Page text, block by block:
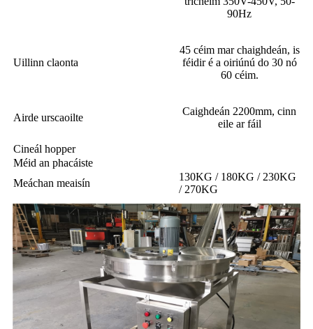
90Hz
Uillinn claonta
45 céim mar chaighdeán, is
féidir é a oiriúnú do 30 nó
60 céim.
Airde urscaoilte
Caighdeán 2200mm, cinn
eile ar fáil
Cineál hopper
Méid an phacáiste
Meáchan meaisín
130KG / 180KG / 230KG
/ 270KG